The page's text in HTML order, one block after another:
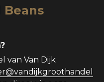
van Van Dijk